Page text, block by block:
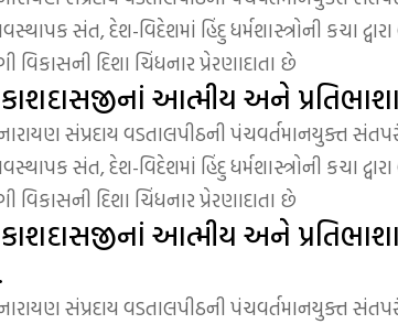
સંત, દેશ-વિદેશમાં હિંદુ ધર્મશાસ્ત્રોની કચા
દિશા ચિંધનાર પ્રેરણાદાતા છે
આત્મીય અને
સંપ્રદાય વડતાલપીઠની પંચવર્તમાનયુક્ત
સંત, દેશ-વિદેશમાં હિંદુ ધર્મશાસ્ત્રોની કચા
દિશા ચિંધનાર પ્રેરણાદાતા છે
આત્મીય અને
સંપ્રદાય વડતાલપીઠની પંચવર્તમાનયુક્ત